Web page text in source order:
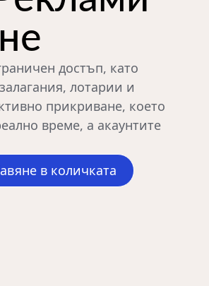
достъп, като
лотарии и
прикриване, което
време, а акаунтите
в количката